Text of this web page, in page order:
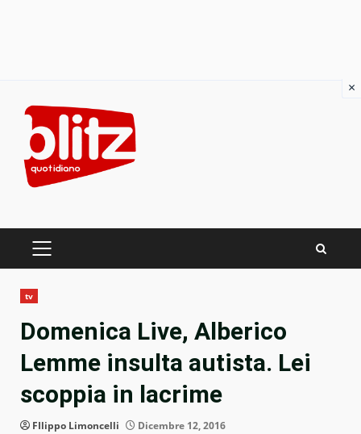
content
PRIMARY
tv
Domenica Live, Alberico
Lemme insulta autista. Lei
scoppia in lacrime
FIlippo Limoncelli Dicembre 12, 2016
×